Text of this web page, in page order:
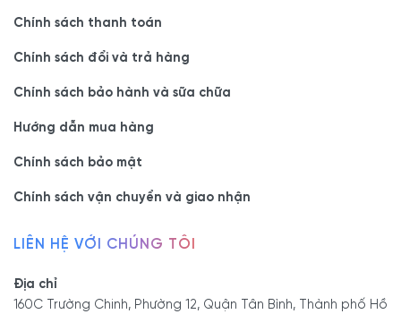
Chính sách thanh toán
Chính sách đổi và trả hàng
Chính sách bảo hành và sữa chữa
Hướng dẫn mua hàng
Chính sách bảo mật
Chính sách vận chuyển và giao nhận
LIÊN HỆ VỚI CHÚNG TÔI
Địa chỉ
160C Trường Chinh, Phường 12, Quận Tân Bình, Thành phố Hồ